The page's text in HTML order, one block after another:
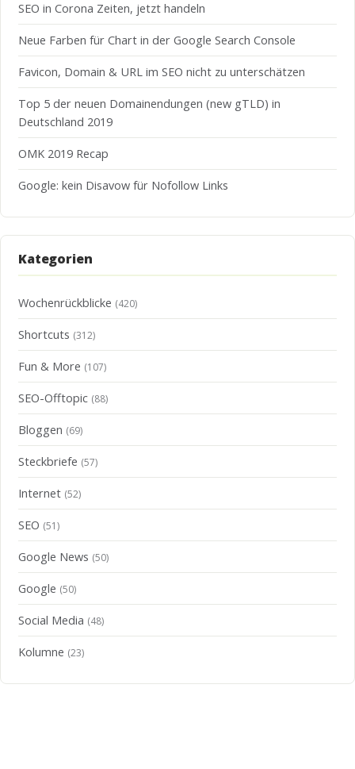
SEO in Corona Zeiten, jetzt handeln
Neue Farben für Chart in der Google Search Console
Favicon, Domain & URL im SEO nicht zu unterschätzen
Top 5 der neuen Domainendungen (new gTLD) in
Deutschland 2019
OMK 2019 Recap
Google: kein Disavow für Nofollow Links
Kategorien
Wochenrückblicke (420)
Shortcuts (312)
Fun & More (107)
SEO-Offtopic (88)
Bloggen (69)
Steckbriefe (57)
Internet (52)
SEO (51)
Google News (50)
Google (50)
Social Media (48)
Kolumne (23)